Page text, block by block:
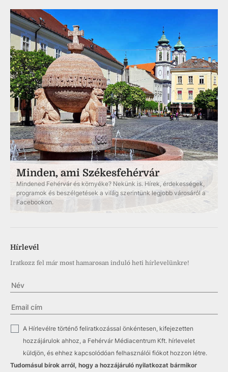
Minden, ami Székesfehérvár
Mindened Fehérvár és környéke? Nekünk is. Hírek, érdekességek,
programok és beszélgetések a világ szerintünk legjobb városáról a
Facebookon.
Hírlevél
Iratkozz fel már most hamarosan induló heti hírlevelünkre!
A Hírlevélre történő feliratkozással önkéntesen, kifejezetten
hozzájárulok ahhoz, a Fehérvár Médiacentrum Kft. hírlevelet
küldjön, és ehhez kapcsolódóan felhasználói fiókot hozzon létre.
Tudomásul bírok arról, hogy a hozzájáruló nyilatkozat bármikor